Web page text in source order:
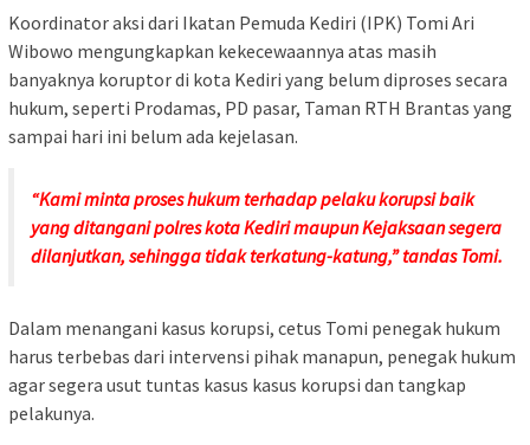
Koordinator aksi dari Ikatan Pemuda Kediri (IPK) Tomi Ari
Wibowo mengungkapkan kekecewaannya atas masih
banyaknya koruptor di kota Kediri yang belum diproses secara
hukum, seperti Prodamas, PD pasar, Taman RTH Brantas yang
sampai hari ini belum ada kejelasan.
“Kami minta proses hukum terhadap pelaku korupsi baik
yang ditangani polres kota Kediri maupun Kejaksaan segera
dilanjutkan, sehingga tidak terkatung-katung,” tandas Tomi.
Dalam menangani kasus korupsi, cetus Tomi penegak hukum
harus terbebas dari intervensi pihak manapun, penegak hukum
agar segera usut tuntas kasus kasus korupsi dan tangkap
pelakunya.